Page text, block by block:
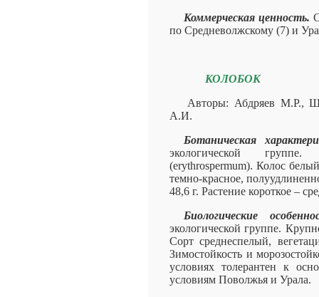
Коммерческая ценность.
по Средневолжскому (7) и
КОЛОБОК
Авторы: Абдряев М.Р.,
А.И.
Ботаническая
экологической
(erythrospermum). Колос
темно-красное,
48,6 г. Растение короткое –
Биологические
экологической группе.
Сорт среднеспелый,
Зимостойкость и
условиях толерантен к
условиям Поволжья и Урала.